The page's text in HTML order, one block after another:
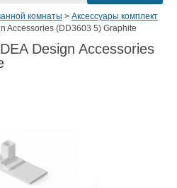
комнаты > Аксессуары комплект
Accessories (DD3603 5) Graphite
Design Accessories